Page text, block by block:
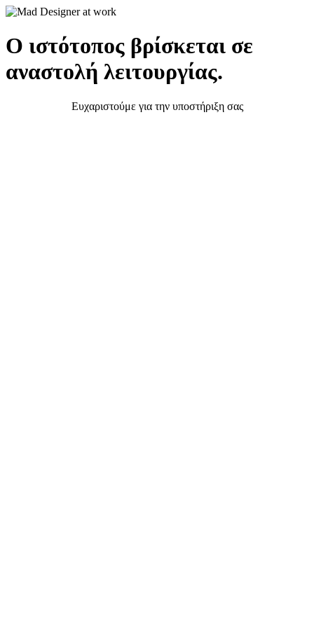
Ο ιστότοπος βρίσκεται σε
αναστολή λειτουργίας.
Ευχαριστούμε για την υποστήριξη σας